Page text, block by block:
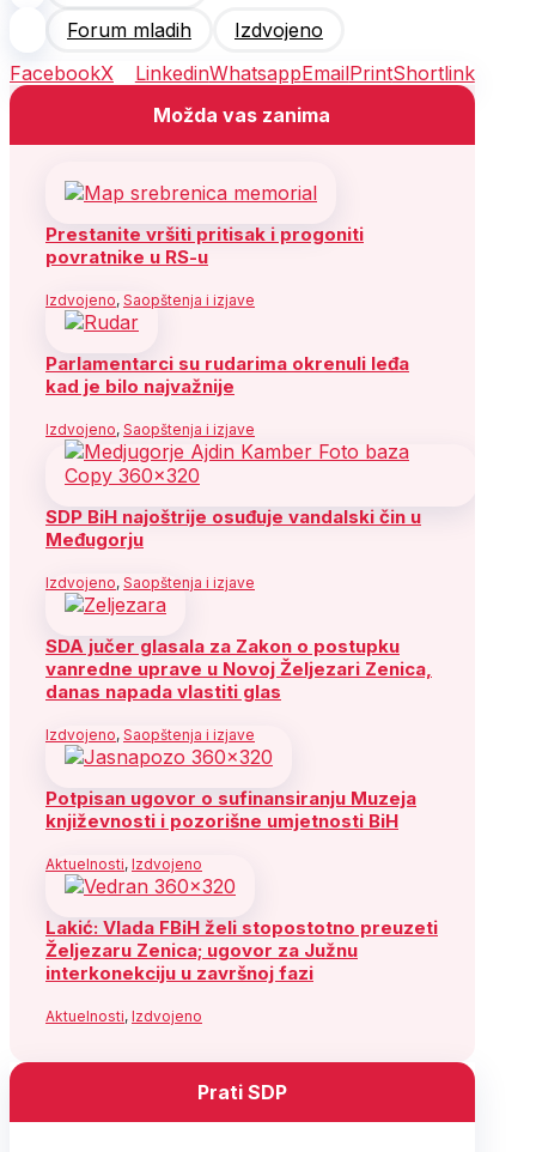
Forum mladih
Izdvojeno
FacebookX LinkedinWhatsappEmailPrintShortlink
Možda vas zanima
Prestanite vršiti pritisak i progoniti
povratnike u RS-u
Izdvojeno, Saopštenja i izjave
Parlamentarci su rudarima okrenuli leđa
kad je bilo najvažnije
Izdvojeno, Saopštenja i izjave
SDP BiH najoštrije osuđuje vandalski čin u
Međugorju
Izdvojeno, Saopštenja i izjave
SDA jučer glasala za Zakon o postupku
vanredne uprave u Novoj Željezari Zenica,
danas napada vlastiti glas
Izdvojeno, Saopštenja i izjave
Potpisan ugovor o sufinansiranju Muzeja
književnosti i pozorišne umjetnosti BiH
Aktuelnosti, Izdvojeno
Lakić: Vlada FBiH želi stopostotno preuzeti
Željezaru Zenica; ugovor za Južnu
interkonekciju u završnoj fazi
Aktuelnosti, Izdvojeno
Prati SDP